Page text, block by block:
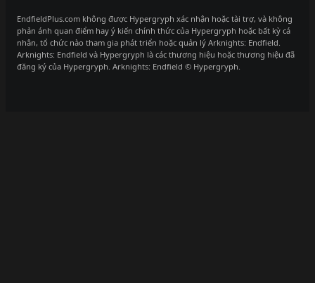
EndfieldPlus.com không được Hypergryph xác nhận hoặc tài trợ, và không
phản ánh quan điểm hay ý kiến chính thức của Hypergryph hoặc bất kỳ cá
nhân, tổ chức nào tham gia phát triển hoặc quản lý Arknights: Endfield.
Arknights: Endfield và Hypergryph là các thương hiệu hoặc thương hiệu đã
đăng ký của Hypergryph. Arknights: Endfield © Hypergryph.